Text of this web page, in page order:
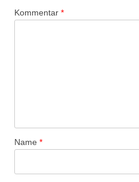
Kommentar *
Name *